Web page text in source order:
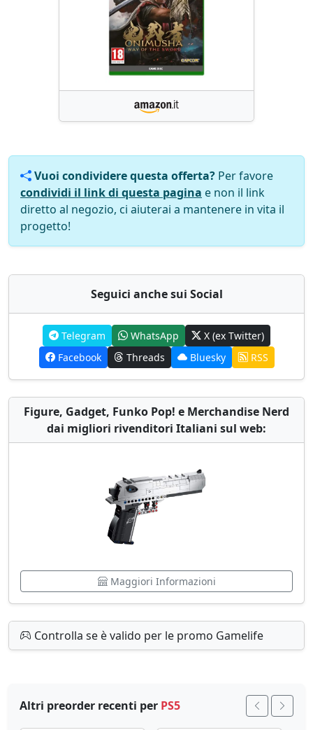
Vuoi condividere questa offerta? Per favore
condividi il link di questa pagina e non il link
diretto al negozio, ci aiuterai a mantenere in vita il
progetto!
Seguici anche sui Social
Telegram WhatsApp
X (ex Twitter)
Facebook
Threads Bluesky RSS
Figure, Gadget, Funko Pop! e Merchandise Nerd
dai migliori rivenditori Italiani sul web:
Maggiori Informazioni
Controlla se è valido per le promo Gamelife
Altri preorder recenti per PS5